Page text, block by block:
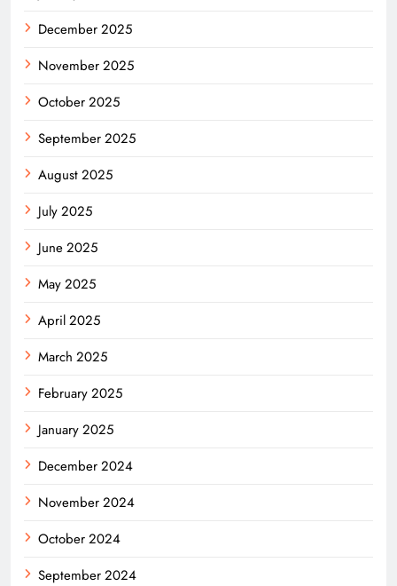
December 2025
November 2025
October 2025
September 2025
August 2025
July 2025
June 2025
May 2025
April 2025
March 2025
February 2025
January 2025
December 2024
November 2024
October 2024
September 2024